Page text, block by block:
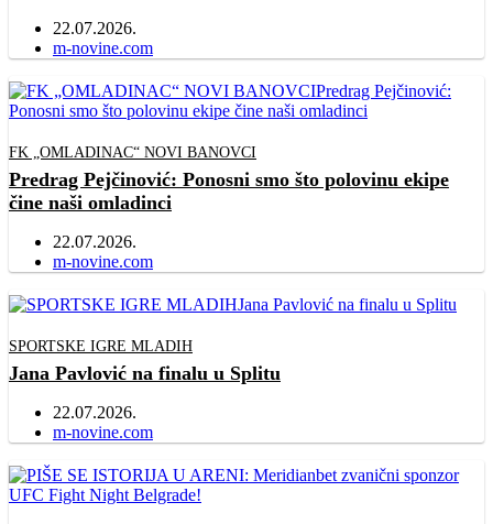
22.07.2026.
Author
m-novine.com
FK „OMLADINAC“ NOVI BANOVCI
Predrag Pejčinović: Ponosni smo što polovinu ekipe
čine naši omladinci
22.07.2026.
Author
m-novine.com
SPORTSKE IGRE MLADIH
Jana Pavlović na finalu u Splitu
22.07.2026.
Author
m-novine.com